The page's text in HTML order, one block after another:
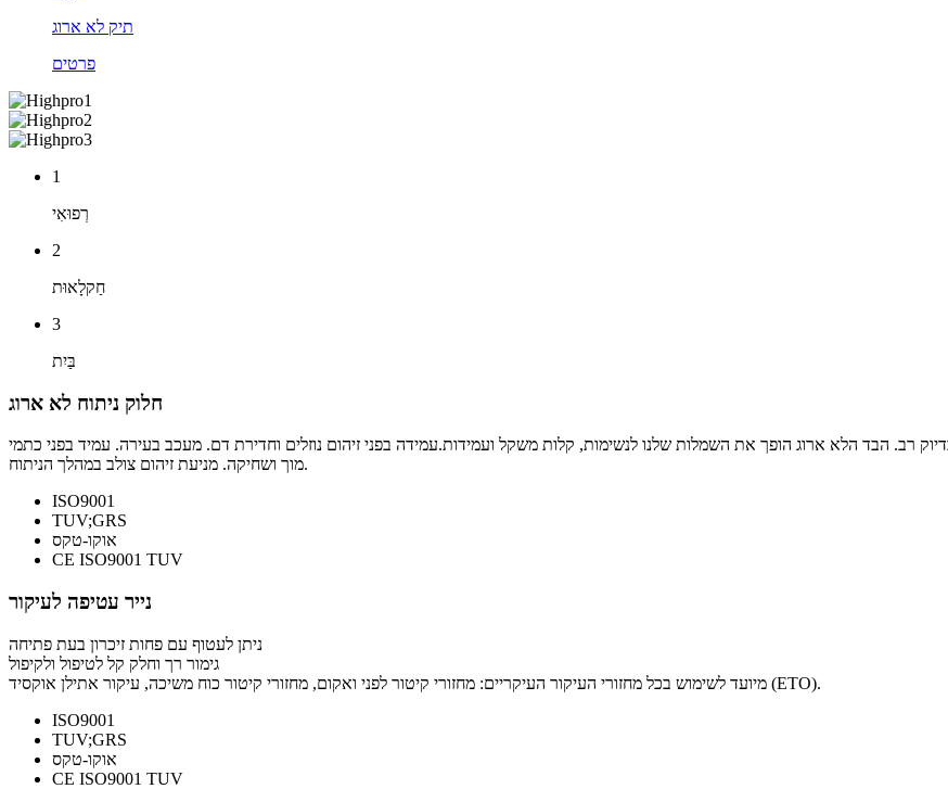
תיק לא ארוג
פרטים
1
רְפוּאִי
2
חַקלָאוּת
3
בַּיִת
חלוק ניתוח לא ארוג
רב. הבד הלא ארוג הופך את השמלות שלנו לנשימות, קלות משקל ועמידות.עמידה בפני זיהום נוזלים וחדירת דם. מעכב בעירה. עמיד בפני כתמי
מוך ושחיקה. מניעת זיהום צולב במהלך הניתוח.
ISO9001
TUV;GRS
אוקו-טקס
CE ISO9001 TUV
נייר עטיפה לעיקור
ניתן לעטוף עם פחות זיכרון בעת ​​פתיחה
גימור רך וחלק קל לטיפול ולקיפול
מיועד לשימוש בכל מחזורי העיקור העיקריים: מחזורי קיטור לפני ואקום, מחזורי קיטור כוח משיכה, עיקור אתילן אוקסיד (ETO).
ISO9001
TUV;GRS
אוקו-טקס
CE ISO9001 TUV